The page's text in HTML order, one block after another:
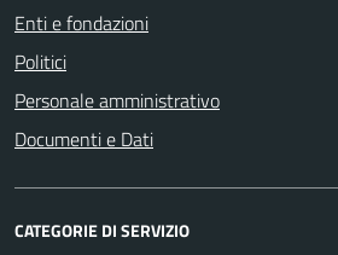
Enti e fondazioni
Politici
Personale amministrativo
Documenti e Dati
CATEGORIE DI SERVIZIO